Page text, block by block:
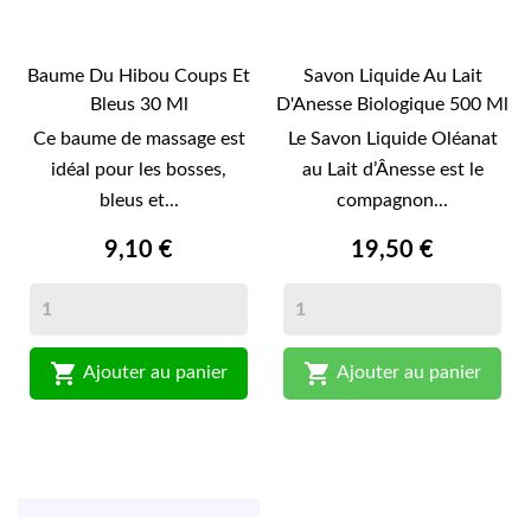
Baume Du Hibou Coups Et
Bleus 30 Ml
Ce baume de massage est
idéal pour les bosses,
bleus et...
9,10 €
 Ajouter au panier
Savon Liquide Au Lait
D'Anesse Biologique 500 Ml
Le Savon Liquide Oléanat
au Lait d’Ânesse est le
compagnon...
19,50 €
 Ajouter au panier